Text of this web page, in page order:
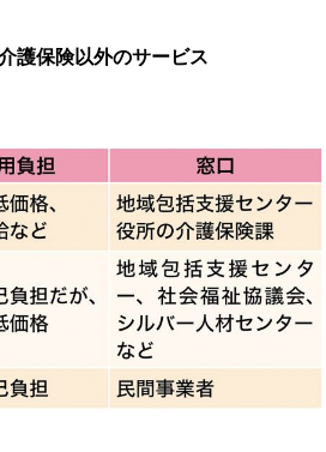
護保険以外のサービス